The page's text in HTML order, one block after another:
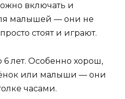
включать и
малышей — они не
стоят и играют.
6 лет. Особенно хорош,
или малыши — они
часами.